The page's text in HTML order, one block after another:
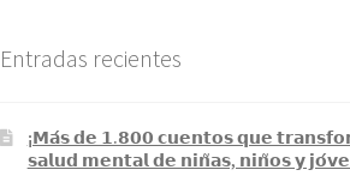
Entradas recientes
¡𝗠𝗮́𝘀 𝗱𝗲 𝟭.𝟴𝟬𝟬 𝗰𝘂𝗲𝗻𝘁𝗼𝘀 𝗾𝘂𝗲
𝘀𝗮𝗹𝘂𝗱 𝗺𝗲𝗻𝘁𝗮𝗹 𝗱𝗲 𝗻𝗶𝗻̃𝗮𝘀, 𝗻𝗶𝗻̃𝗼𝘀 𝘆